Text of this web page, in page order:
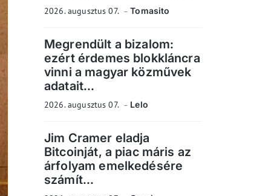
2026. augusztus 07. Tomasito
Megrendült a bizalom:
ezért érdemes blokkláncra
vinni a magyar közművek
adatait...
2026. augusztus 07. Lelo
Jim Cramer eladja
Bitcoinját, a piac máris az
árfolyam emelkedésére
számít...